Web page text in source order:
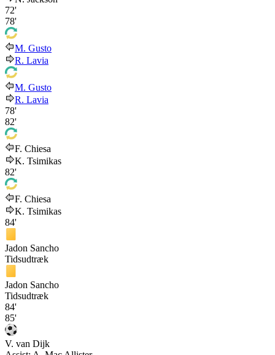
72'
78'
M. Gusto
R. Lavia
M. Gusto
R. Lavia
78'
82'
F. Chiesa
K. Tsimikas
82'
F. Chiesa
K. Tsimikas
84'
Jadon Sancho
Tidsudtræk
Jadon Sancho
Tidsudtræk
84'
85'
V. van Dijk